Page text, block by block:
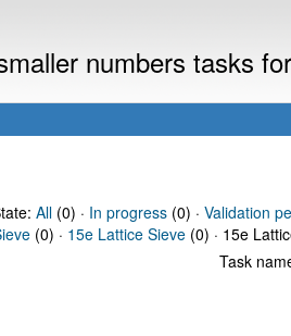
numbers tasks
All(0) · In progress(0) · Validation
(0) · 15e Lattice Sieve (0) · 15e
Task